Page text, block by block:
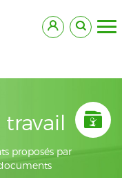
proposés par